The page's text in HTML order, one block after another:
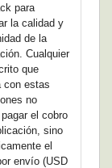
para
la calidad y
de la
Cualquier
que
con estas
no
el cobro
sino
el
envío (USD